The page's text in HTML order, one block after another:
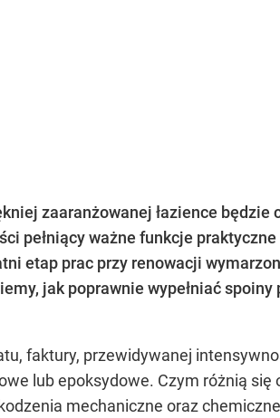
zaaranżowanej łazience będzie
pełniący ważne funkcje
etap prac przy renowacji
jak poprawnie wypełniać
faktury, przewidywanej
lub epoksydowe. Czym różnią
mechaniczne oraz